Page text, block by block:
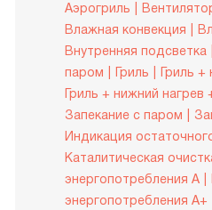
Аэрогриль
Влажная конвекция
Внутренняя подсветка
паром
Гриль
Гриль +
Гриль + нижний нагрев
Запекание с паром
Индикация
Каталитическая
энергопотребления A
энергопотребления A+